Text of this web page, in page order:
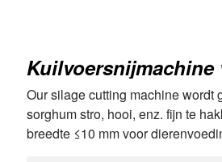
mest
Kuilvoersnijmachine
Our silage cutting machine wordt
sorghum stro, hooi, enz. fijn te
breedte ≤10 mm voor